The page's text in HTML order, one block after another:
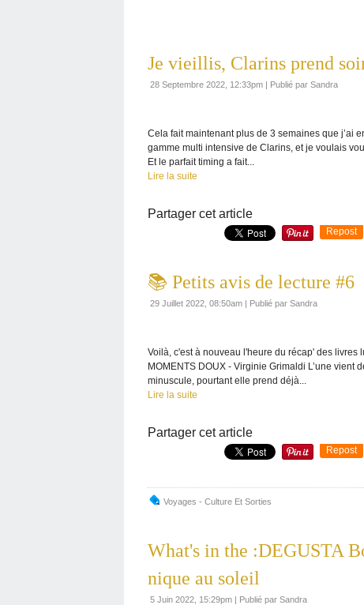
Je vieillis, Clarins prend
28 Septembre 2022, 12:33pm | Publié par Sandra
Cela fait maintenant plus de 3 semaines que j’ai
gamme multi intensive de Clarins, et je voulais
Et le parfait timing a fait...
Lire la suite
Partager cet article
Repost
📚 Petits avis de lecture #6
29 Juillet 2022, 08:50am | Publié par Sandra
Voilà, c'est à nouveau l'heure du récap' des livres
MOMENTS DOUX - Virginie Grimaldi L’une
minuscule, pourtant elle prend déjà...
Lire la suite
Partager cet article
Repost
Voyages - Culture Et Sorties
What's in the :DEGUSTA
nique au soleil
5 Juin 2022, 15:29pm | Publié par Sandra